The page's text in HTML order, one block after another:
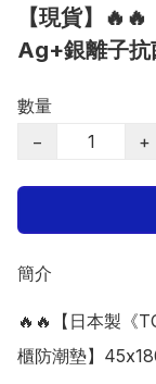
【現貨】
Ag+銀離子
數量
−
+
簡介
🔥🔥【日本製《
櫃防潮墊】